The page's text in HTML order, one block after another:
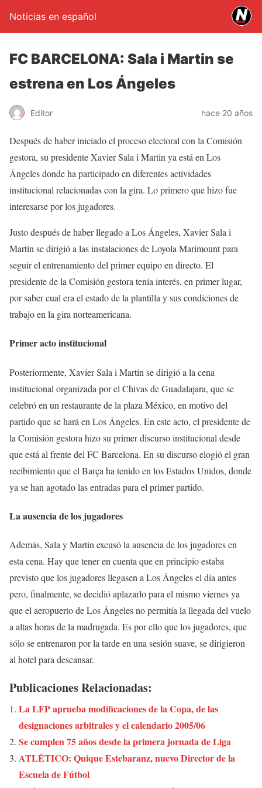
Noticias en español
FC BARCELONA: Sala i Martin se
estrena en Los Ángeles
Editor hace 20 años
Después de haber iniciado el proceso electoral con la Comisión
gestora, su presidente Xavier Sala i Martin ya está en Los
Ángeles donde ha participado en diferentes actividades
institucional relacionadas con la gira. Lo primero que hizo fue
interesarse por los jugadores.
Justo después de haber llegado a Los Ángeles, Xavier Sala i
Martin se dirigió a las instalaciones de Loyola Marimount para
seguir el entrenamiento del primer equipo en directo. El
presidente de la Comisión gestora tenía interés, en primer lugar,
por saber cual era el estado de la plantilla y sus condiciones de
trabajo en la gira norteamericana.
Primer acto institucional
Posteriormente, Xavier Sala i Martin se dirigió a la cena
institucional organizada por el Chivas de Guadalajara, que se
celebró en un restaurante de la plaza México, en motivo del
partido que se hará en Los Ángeles. En este acto, el presidente de
la Comisión gestora hizo su primer discurso institucional desde
que está al frente del FC Barcelona. En su discurso elogió el gran
recibimiento que el Barça ha tenido en los Estados Unidos, donde
ya se han agotado las entradas para el primer partido.
La ausencia de los jugadores
Además, Sala y Martin excusó la ausencia de los jugadores en
esta cena. Hay que tener en cuenta que en principio estaba
previsto que los jugadores llegasen a Los Ángeles el día antes
pero, finalmente, se decidió aplazarlo para el mismo viernes ya
que el aeropuerto de Los Ángeles no permitía la llegada del vuelo
a altas horas de la madrugada. Es por ello que los jugadores, que
sólo se entrenaron por la tarde en una sesión suave, se dirigieron
al hotel para descansar.
Publicaciones Relacionadas:
La LFP aprueba modificaciones de la Copa, de las
designaciones arbitrales y el calendario 2005/06
Se cumplen 75 años desde la primera jornada de Liga
ATLÉTICO: Quique Estebaranz, nuevo Director de la
Escuela de Fútbol